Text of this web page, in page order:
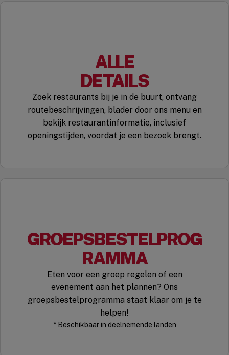
ALLE
DETAILS
Zoek restaurants bij je in de buurt, ontvang
routebeschrijvingen, blader door ons menu en
bekijk restaurantinformatie, inclusief
openingstijden, voordat je een bezoek brengt.
GROEPSBESTELPROG
RAMMA
Eten voor een groep regelen of een
evenement aan het plannen? Ons
groepsbestelprogramma staat klaar om je te
helpen!
* Beschikbaar in deelnemende landen